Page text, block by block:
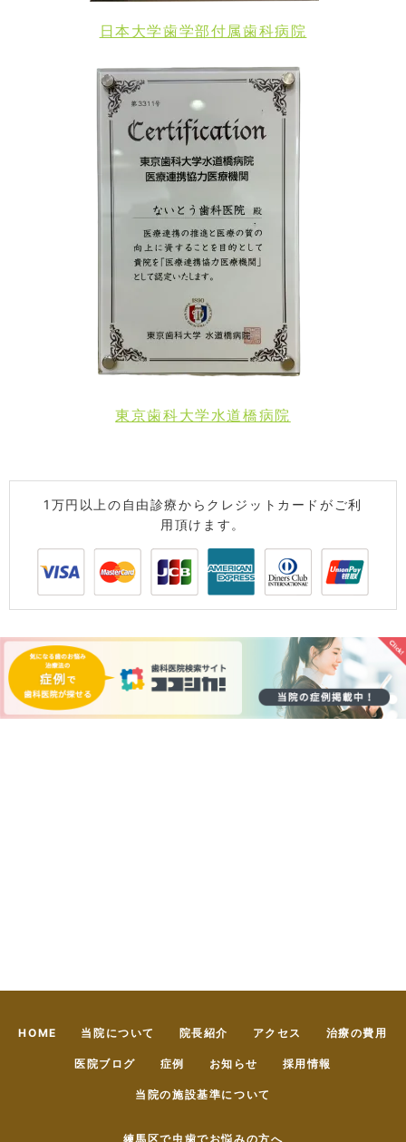
日本大学歯学部付属歯科病院
東京歯科大学水道橋病院
1万円以上の自由診療からクレジットカードがご利
用頂けます。
HOME 当院について 院長紹介 アクセス 治療の費用
医院ブログ 症例 お知らせ 採用情報
当院の施設基準について
練馬区で虫歯でお悩みの方へ